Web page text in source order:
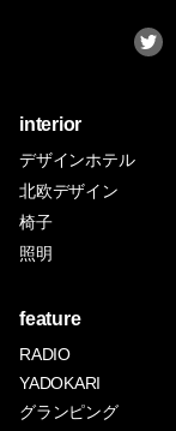
interior
デザインホテル
北欧デザイン
椅子
照明
feature
RADIO
YADOKARI
グランピング